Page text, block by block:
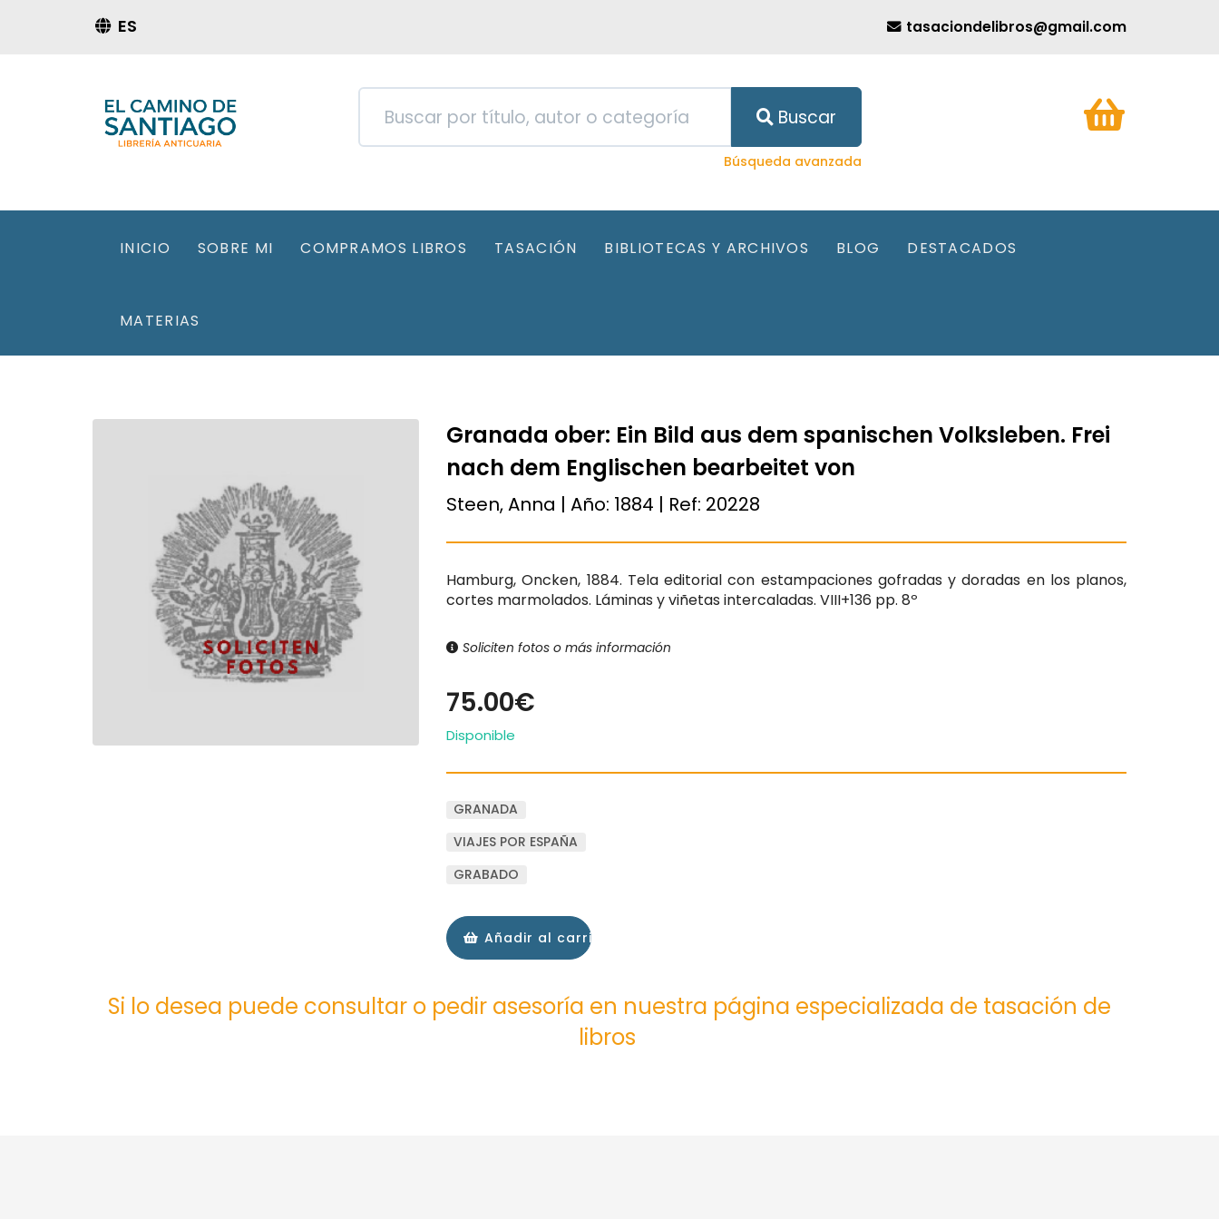
ES tasaciondelibros@gmail.com
Buscar
Búsqueda avanzada
INICIO SOBRE MI COMPRAMOS LIBROS TASACIÓN BIBLIOTECAS Y ARCHIVOS BLOG DESTACADOS
MATERIAS
Granada ober: Ein Bild aus dem spanischen Volksleben. Frei
nach dem Englischen bearbeitet von
Steen, Anna | Año: 1884 | Ref: 20228
Hamburg, Oncken, 1884. Tela editorial con estampaciones gofradas y doradas en los planos,
cortes marmolados. Láminas y viñetas intercaladas. VIII+136 pp. 8º
Soliciten fotos o más información
75.00€
Disponible
GRANADA
VIAJES POR ESPAÑA
GRABADO
Añadir al carrito
Si lo desea puede consultar o pedir asesoría en nuestra página especializada de tasación de
libros